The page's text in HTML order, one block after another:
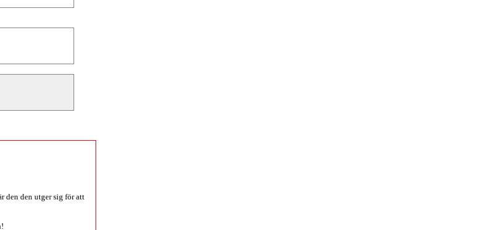
den den utger sig för att